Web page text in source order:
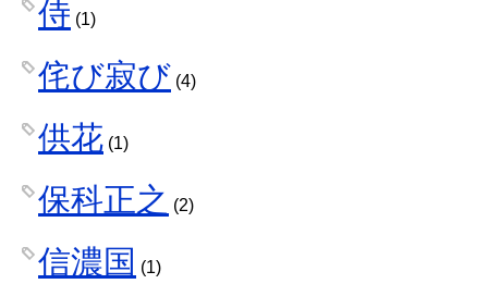
侍 (1)
侘び寂び (4)
供花 (1)
保科正之 (2)
信濃国 (1)